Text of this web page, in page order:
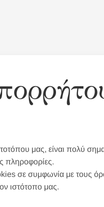
μας, είναι πολύ
πληροφορίες.
σε συμφωνία με τους
ιστότοπο μας.